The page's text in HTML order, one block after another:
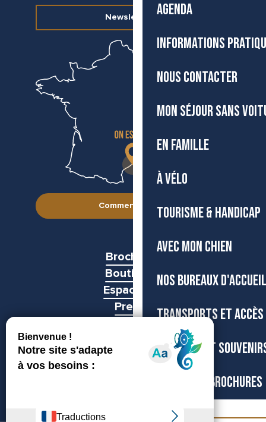
AGENDA
INFORMATIONS
NOUS CONTACTER
MON SÉJOUR SANS
EN FAMILLE
À VÉLO
TOURISME & HANDICAP
AVEC MON CHIEN
NOS BUREAUX D'ACCUEIL
TRANSPORTS ET ACCÈS
BOUTIQUE ET
CARTES ET BROCHURES
Newsletter
Comment venir ?
Brochures
Boutiques
Espace pro
Presse